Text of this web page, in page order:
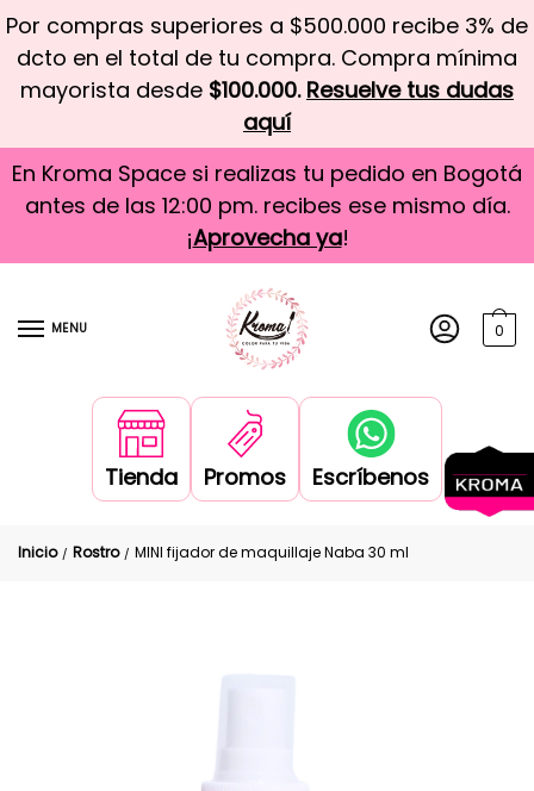
Por compras superiores a $500.000 recibe 3% de
dcto en el total de tu compra. Compra mínima
mayorista desde $100.000. Resuelve tus dudas
aquí
En Kroma Space si realizas tu pedido en Bogotá
antes de las 12:00 pm. recibes ese mismo día.
¡Aprovecha ya!
MENU 0
Tienda Promos Escríbenos
Inicio / Rostro / MINI fijador de maquillaje Naba 30 ml